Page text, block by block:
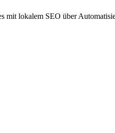
lokalem SEO über